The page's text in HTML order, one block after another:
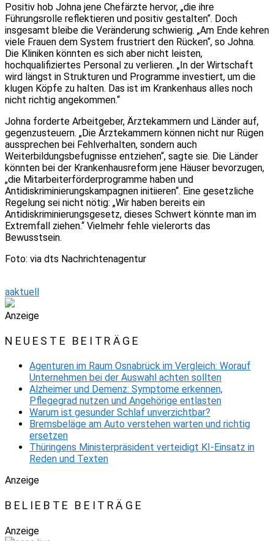
Positiv hob Johna jene Chefärzte hervor, „die ihre
Führungsrolle reflektieren und positiv gestalten“. Doch
insgesamt bleibe die Veränderung schwierig. „Am Ende kehren
viele Frauen dem System frustriert den Rücken“, so Johna.
Die Kliniken könnten es sich aber nicht leisten,
hochqualifiziertes Personal zu verlieren. „In der Wirtschaft
wird längst in Strukturen und Programme investiert, um die
klugen Köpfe zu halten. Das ist im Krankenhaus alles noch
nicht richtig angekommen.“
Johna forderte Arbeitgeber, Ärztekammern und Länder auf,
gegenzusteuern. „Die Ärztekammern können nicht nur Rügen
aussprechen bei Fehlverhalten, sondern auch
Weiterbildungsbefugnisse entziehen“, sagte sie. Die Länder
könnten bei der Krankenhausreform jene Häuser bevorzugen,
„die Mitarbeiterförderprogramme haben und
Antidiskriminierungskampagnen initiieren“. Eine gesetzliche
Regelung sei nicht nötig: „Wir haben bereits ein
Antidiskriminierungsgesetz, dieses Schwert könnte man im
Extremfall ziehen.“ Vielmehr fehle vielerorts das
Bewusstsein.
Foto: via dts Nachrichtenagentur
aaktuell
Anzeige
NEUESTE BEITRÄGE
Agenturen im Raum Osnabrück im Vergleich: Worauf
Unternehmen bei der Auswahl achten sollten
Alzheimer und Demenz: Symptome erkennen,
Pflegegrad nutzen und Angehörige entlasten
Warum ist gesunder Schlaf unverzichtbar?
Bremsbeläge am Auto verstehen warten und richtig
ersetzen
Thüringens Ministerpräsident verteidigt KI-Einsatz in
Reden und Texten
Anzeige
BELIEBTE BEITRÄGE
Anzeige